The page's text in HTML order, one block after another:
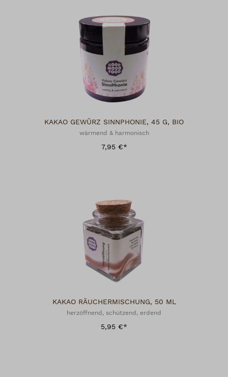
KAKAO GEWÜRZ SINNPHONIE, 45 G, BIO
wärmend & harmonisch
7,95 €*
KAKAO RÄUCHERMISCHUNG, 50 ML
herzöffnend, schützend, erdend
5,95 €*